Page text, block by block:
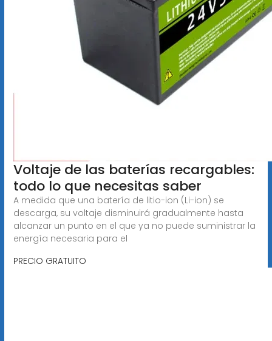
Voltaje de las baterías recargables:
todo lo que necesitas saber
A medida que una batería de litio-ion (Li-ion) se
descarga, su voltaje disminuirá gradualmente hasta
alcanzar un punto en el que ya no puede suministrar la
energía necesaria para el
PRECIO GRATUITO